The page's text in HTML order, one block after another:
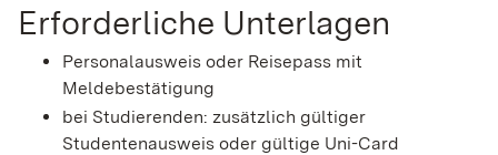
Erforderliche Unterlagen
Personalausweis oder Reisepass mit
Meldebestätigung
bei Studierenden: zusätzlich gültiger
Studentenausweis oder gültige Uni-Card